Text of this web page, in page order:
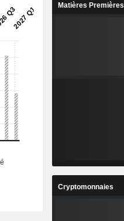
Matières Premières
Cryptomonnaies